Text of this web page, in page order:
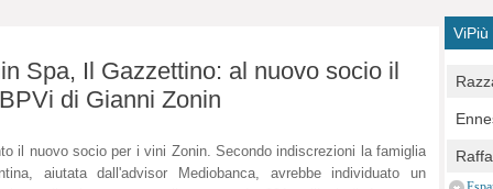
Spa, Il Gazzettino: al nuovo socio il
di Gianni Zonin
il nuovo socio per i vini Zonin. Secondo indiscrezioni la famiglia
aiutata dall'advisor Mediobanca, avrebbe individuato un
ViPiù
per
E